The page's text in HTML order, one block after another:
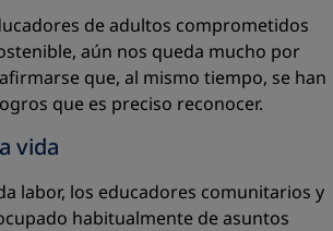
de adultos comprometidos
aún nos queda mucho por
que, al mismo tiempo, se han
que es preciso reconocer.
vida
labor, los educadores comunitarios y
habitualmente de asuntos